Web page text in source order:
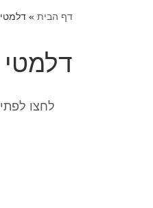
דף הבית » דלמטי 3
דלמטי 3
לחצו